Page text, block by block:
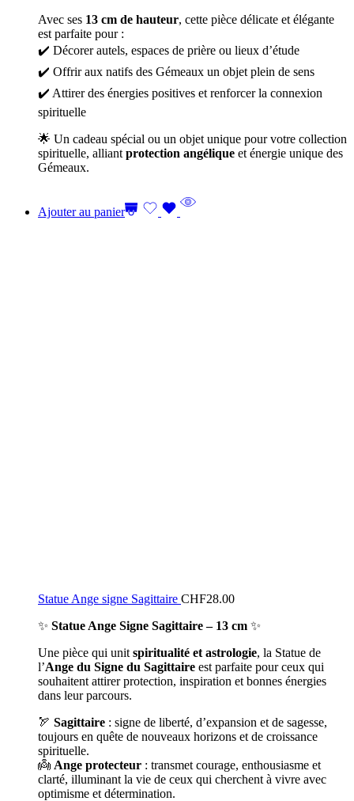
Avec ses 13 cm de hauteur, cette pièce délicate et élégante
est parfaite pour :
✔️ Décorer autels, espaces de prière ou lieux d’étude
✔️ Offrir aux natifs des Gémeaux un objet plein de sens
✔️ Attirer des énergies positives et renforcer la connexion
spirituelle
🌟 Un cadeau spécial ou un objet unique pour votre collection
spirituelle, alliant protection angélique et énergie unique des
Gémeaux.
Ajouter au panier
Statue Ange signe Sagittaire CHF28.00
✨ Statue Ange Signe Sagittaire – 13 cm ✨
Une pièce qui unit spiritualité et astrologie, la Statue de
l’Ange du Signe du Sagittaire est parfaite pour ceux qui
souhaitent attirer protection, inspiration et bonnes énergies
dans leur parcours.
🏹 Sagittaire : signe de liberté, d’expansion et de sagesse,
toujours en quête de nouveaux horizons et de croissance
spirituelle.
👼 Ange protecteur : transmet courage, enthousiasme et
clarté, illuminant la vie de ceux qui cherchent à vivre avec
optimisme et détermination.